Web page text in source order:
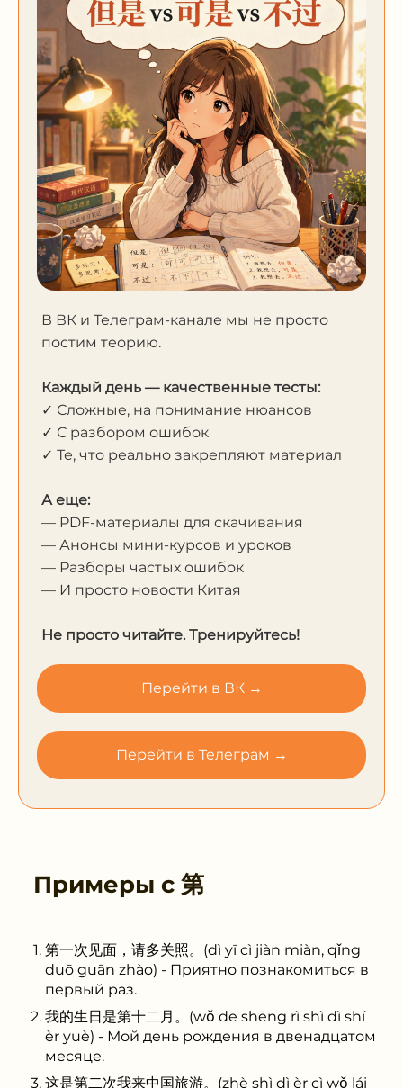
В ВК и Телеграм-канале мы не просто
постим теорию.
Каждый день — качественные тесты:
✓ Сложные, на понимание нюансов
✓ С разбором ошибок
✓ Те, что реально закрепляют материал
А еще:
— PDF-материалы для скачивания
— Анонсы мини-курсов и уроков
— Разборы частых ошибок
— И просто новости Китая
Не просто читайте. Тренируйтесь!
Перейти в ВК →
Перейти в Телеграм →
Примеры с 第
第一次见面，请多关照。(dì yī cì jiàn miàn, qǐng
duō guān zhào) - Приятно познакомиться в
первый раз.
我的生日是第十二月。(wǒ de shēng rì shì dì shí
èr yuè) - Мой день рождения в двенадцатом
месяце.
这是第二次我来中国旅游。(zhè shì dì èr cì wǒ lái